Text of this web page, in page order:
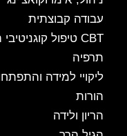
עבודה קבוצתית
CBT טיפול קוגניטיבי התנהגותי
תרפיה
ליקויי למידה
הורות
הריון ולידה